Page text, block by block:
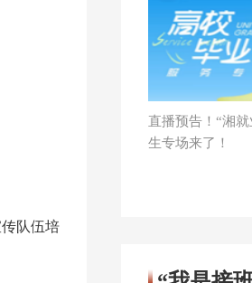
队伍培
直播预告！“湘
生专场来了！